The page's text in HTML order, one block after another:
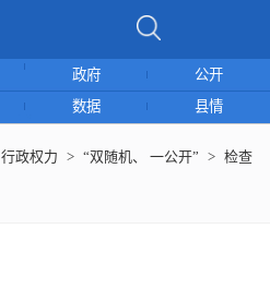
政府
公开
数据 县情
行政权力 > “双随机、 一公开” > 检查